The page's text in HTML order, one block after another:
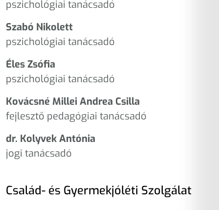
pszichológiai tanácsadó
Szabó Nikolett
pszichológiai tanácsadó
Éles Zsófia
pszichológiai tanácsadó
Kovácsné Millei Andrea Csilla
fejlesztő pedagógiai tanácsadó
dr. Kolyvek Antónia
jogi tanácsadó
Család- és Gyermekjóléti Szolgálat